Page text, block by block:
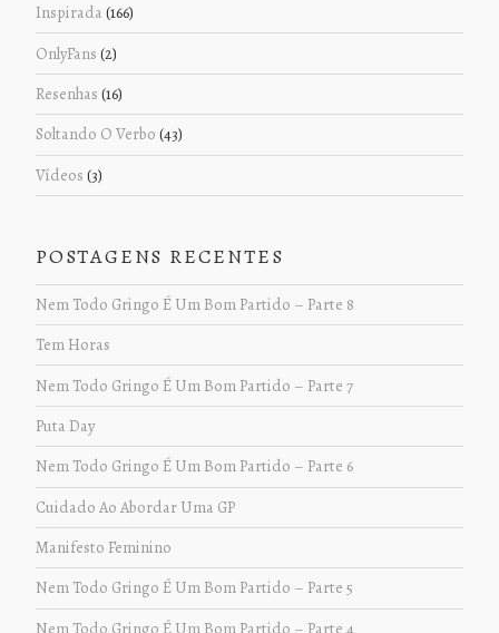
Inspirada (166)
OnlyFans (2)
Resenhas (16)
Soltando O Verbo (43)
Vídeos (3)
POSTAGENS RECENTES
Nem Todo Gringo É Um Bom Partido – Parte 8
Tem Horas
Nem Todo Gringo É Um Bom Partido – Parte 7
Puta Day
Nem Todo Gringo É Um Bom Partido – Parte 6
Cuidado Ao Abordar Uma GP
Manifesto Feminino
Nem Todo Gringo É Um Bom Partido – Parte 5
Nem Todo Gringo É Um Bom Partido – Parte 4